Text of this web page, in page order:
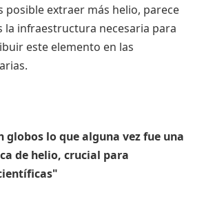
posible extraer más helio, parece
la infraestructura necesaria para
este elemento en las
globos lo que alguna vez fue una
de helio, crucial para